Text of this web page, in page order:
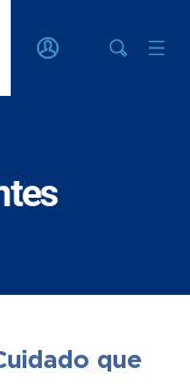
que